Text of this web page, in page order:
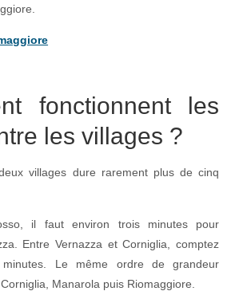
fonctionnent les
les villages ?
villages dure rarement plus de cinq
il faut environ trois minutes pour
Entre Vernazza et Corniglia, comptez
Le même ordre de grandeur
Manarola puis Riomaggiore.